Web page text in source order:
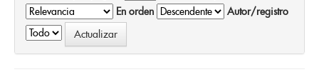
En orden
Autor/registro